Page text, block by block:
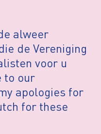
alweer
de Vereniging
voor u
to our
apologies for
for these